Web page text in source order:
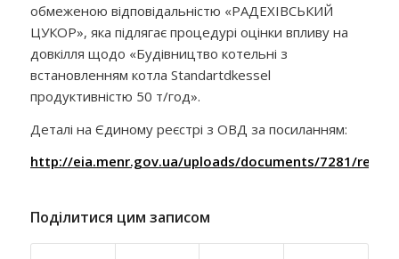
обмеженою відповідальністю «РАДЕХІВСЬКИЙ
ЦУКОР», яка підлягає процедурі оцінки впливу на
довкілля щодо «Будівництво котельні з
встановленням котла Standartdkessel
продуктивністю 50 т/год».
Деталі на Єдиному реєстрі з ОВД за посиланням:
http://eia.menr.gov.ua/uploads/documents/7281/
Поділитися цим записом